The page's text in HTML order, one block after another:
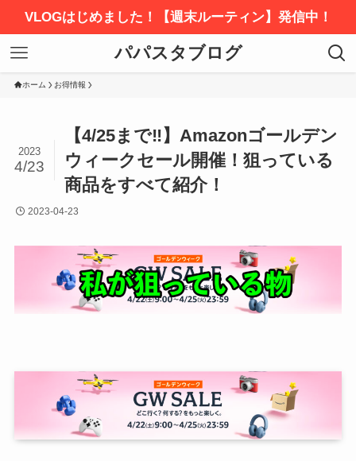
VLOGはじめました！【週末ルーティン】発信中！
パパスタブログ
ホーム お得情報
【4/25まで‼︎】Amazonゴールデン
ウィークセール開催！狙っている
商品をすべて紹介！
2023
4/23
2023-04-23